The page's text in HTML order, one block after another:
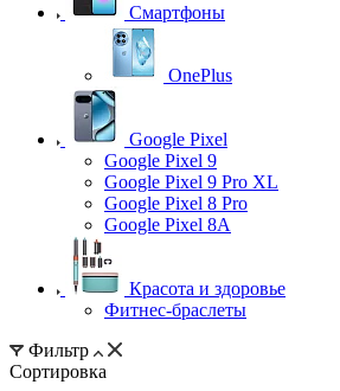
Смартфоны
OnePlus
Google Pixel
Google Pixel 9
Google Pixel 9 Pro XL
Google Pixel 8 Pro
Google Pixel 8A
Красота и здоровье
Фитнес-браслеты
Фильтр
Сортировка